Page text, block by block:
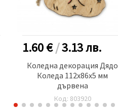
1.60 €/3.13лв.
Коледна декорация Дядо
Коледа 112x86x5 мм
дървена
Код: 803920